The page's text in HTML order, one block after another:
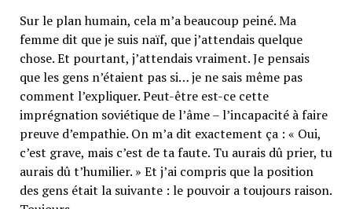
Sur le plan humain, cela m’a beaucoup peiné. Ma
femme dit que je suis naïf, que j’attendais quelque
chose. Et pourtant, j’attendais vraiment. Je pensais
que les gens n’étaient pas si… je ne sais même pas
comment l’expliquer. Peut-être est-ce cette
imprégnation soviétique de l’âme – l’incapacité à faire
preuve d’empathie. On m’a dit exactement ça : « Oui,
c’est grave, mais c’est de ta faute. Tu aurais dû prier, tu
aurais dû t’humilier. » Et j’ai compris que la position
des gens était la suivante : le pouvoir a toujours raison.